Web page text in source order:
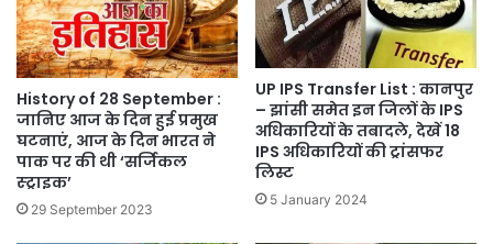
History of 28 September :
जानिए आज के दिन हुई प्रमुख
घटनाएं, आज के दिन भारत ने
पाक पर की थी ‘सर्जिकल
स्ट्राइक’
29 September 2023
UP IPS Transfer List : कानपुर
– झांसी समेत इन जिलों के IPS
अधिकारियों के तबादले, देखें 18
IPS अधिकारियों की ट्रांसफर
लिस्ट
5 January 2024